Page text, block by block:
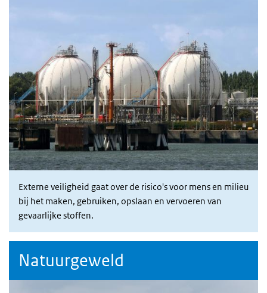
Externe veiligheid gaat over de risico's voor mens en milieu
bij het maken, gebruiken, opslaan en vervoeren van
gevaarlijke stoffen.
Natuurgeweld